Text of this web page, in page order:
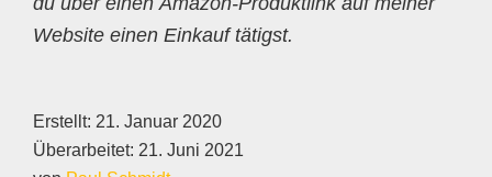
Website einen Einkauf tätigst.
Erstellt: 21. Januar 2020
Überarbeitet: 21. Juni 2021